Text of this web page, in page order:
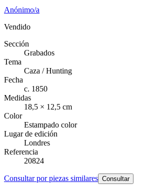
Anónimo/a
Vendido
Sección
Grabados
Tema
Caza / Hunting
Fecha
c. 1850
Medidas
18,5 × 12,5 cm
Color
Estampado color
Lugar de edición
Londres
Referencia
20824
Consultar por piezas similares Consultar